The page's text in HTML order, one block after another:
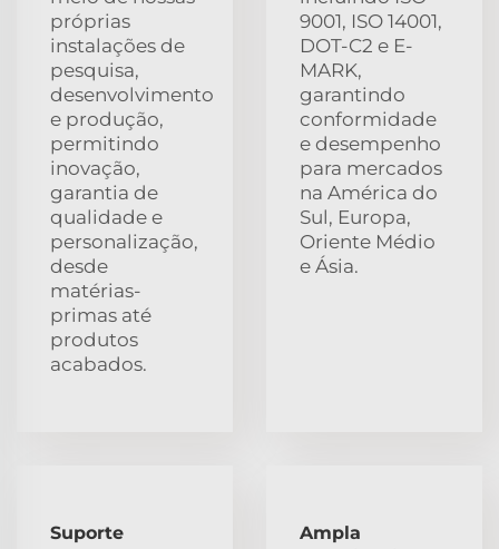
próprias
instalações de
pesquisa,
desenvolvimento
e produção,
permitindo
inovação,
garantia de
qualidade e
personalização,
desde
matérias-
primas até
produtos
acabados.
9001, ISO 14001,
DOT-C2 e E-
MARK,
garantindo
conformidade
e desempenho
para mercados
na América do
Sul, Europa,
Oriente Médio
e Ásia.
Suporte
Ampla